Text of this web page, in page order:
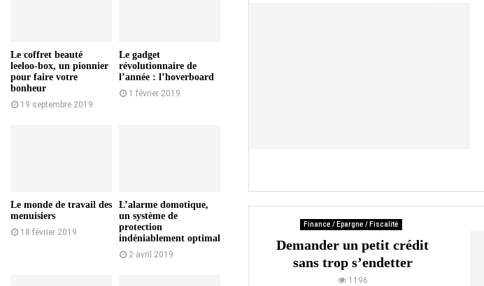
Finance / Epargne / Fiscalité
Demander un petit crédit
sans trop s’endetter
1196
Le coffret beauté
leeloo-box, un pionnier
pour faire votre
bonheur
19 septembre 2019
Le gadget
révolutionnaire de
l’année : l’hoverboard
1 février 2019
Le monde de travail des
menuisiers
18 février 2019
L’alarme domotique,
un système de
protection
indéniablement optimal
2 avril 2019